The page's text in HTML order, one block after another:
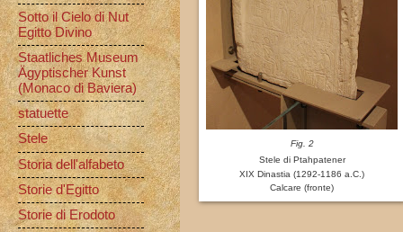
Fig. 2
Stele di Ptahpatener
XIX Dinastia (1292-1186 a.C.)
Calcare (fronte)
Sotto il Cielo di Nut
Egitto Divino
Staatliches Museum
Ägyptischer Kunst
(Monaco di Baviera)
statuette
Stele
Storia dell'alfabeto
Storie d'Egitto
Storie di Erodoto